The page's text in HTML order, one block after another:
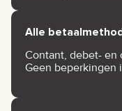
Alle
Contant, debet- en
Geen beperkingen